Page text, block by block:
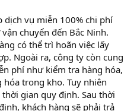
dịch vụ miễn 100% chi phí
chuyển đến Bắc Ninh.
có thể trì hoãn việc lấy
Ngoài ra, công ty còn cung
phí như kiểm tra hàng hóa,
trong kho. Tuy nhiên
gian quy định. Sau thời
khách hàng sẽ phải trả